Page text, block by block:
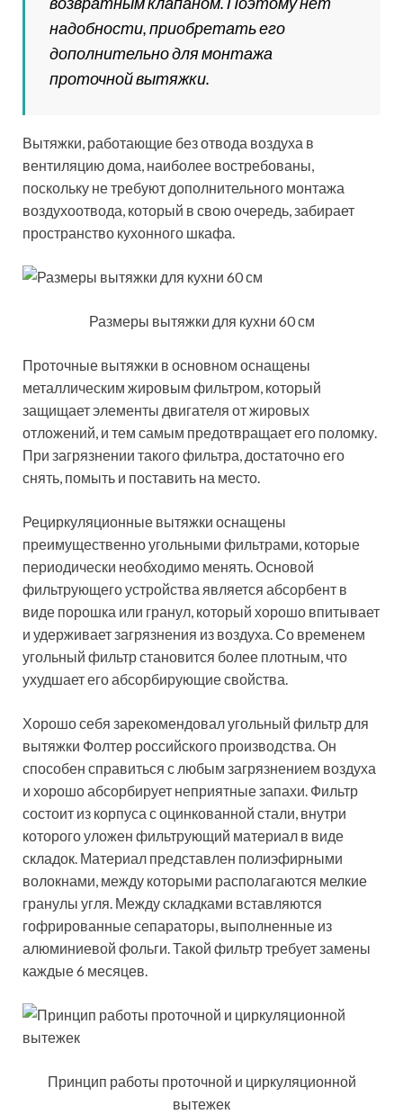
надобности, приобретать его
дополнительно для монтажа
проточной вытяжки.
Вытяжки, работающие без отвода воздуха в
вентиляцию дома, наиболее востребованы,
поскольку не требуют дополнительного монтажа
воздухоотвода, который в свою очередь, забирает
пространство кухонного шкафа.
Размеры вытяжки для кухни 60 см
Проточные вытяжки в основном оснащены
металлическим жировым фильтром, который
защищает элементы двигателя от жировых
отложений, и тем самым предотвращает его поломку.
При загрязнении такого фильтра, достаточно его
снять, помыть и поставить на место.
Рециркуляционные вытяжки оснащены
преимущественно угольными фильтрами, которые
периодически необходимо менять. Основой
фильтрующего устройства является абсорбент в
виде порошка или гранул, который хорошо впитывает
и удерживает загрязнения из воздуха. Со временем
угольный фильтр становится более плотным, что
ухудшает его абсорбирующие свойства.
Хорошо себя зарекомендовал угольный фильтр для
вытяжки Фолтер российского производства. Он
способен справиться с любым загрязнением воздуха
и хорошо абсорбирует неприятные запахи. Фильтр
состоит из корпуса с оцинкованной стали, внутри
которого уложен фильтрующий материал в виде
складок. Материал представлен полиэфирными
волокнами, между которыми располагаются мелкие
гранулы угля. Между складками вставляются
гофрированные сепараторы, выполненные из
алюминиевой фольги. Такой фильтр требует замены
каждые 6 месяцев.
Принцип работы проточной и циркуляционной
вытежек